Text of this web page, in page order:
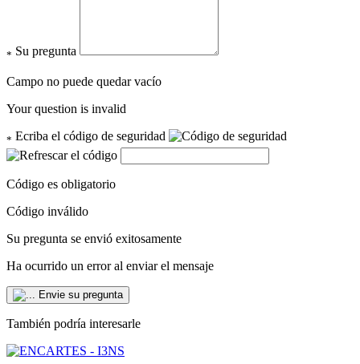
* Su pregunta
Campo no puede quedar vacío
Your question is invalid
* Ecriba el código de seguridad
Código es obligatorio
Código inválido
Su pregunta se envió exitosamente
Ha ocurrido un error al enviar el mensaje
Envie su pregunta
También podría interesarle